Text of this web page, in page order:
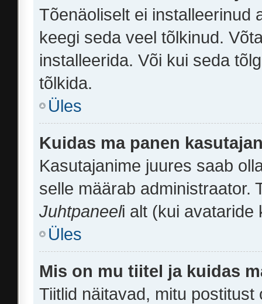
Tõenäoliselt ei installeerinud
keegi seda veel tõlkinud.
installeerida. Või kui seda
tõlkida.
Üles
Kuidas ma panen
Kasutajanime juures saab
selle määrab administraator.
Juhtpaneeli alt (kui avataride
Üles
Mis on mu tiitel ja kuidas
Tiitlid näitavad, mitu